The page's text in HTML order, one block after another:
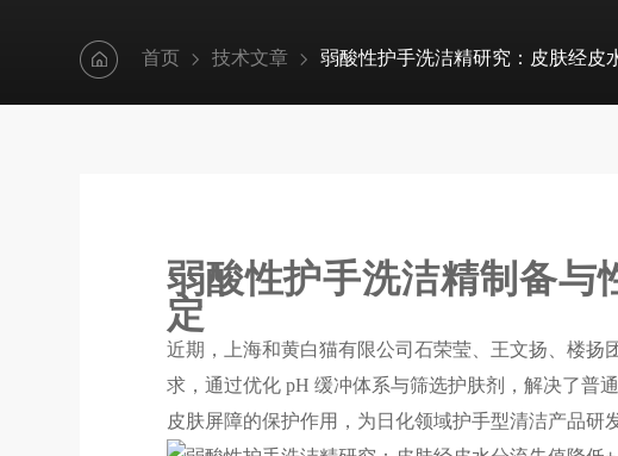
首页 技术文章 弱酸性护手洗洁精研究：皮肤经皮
弱酸性护手洗洁精制备与
定
近期，上海和黄白猫有限公司石荣莹、王文扬、楼扬
求，通过优化 pH 缓冲体系与筛选护肤剂，解决了普
皮肤屏障的保护作用，为日化领域护手型清洁产品研